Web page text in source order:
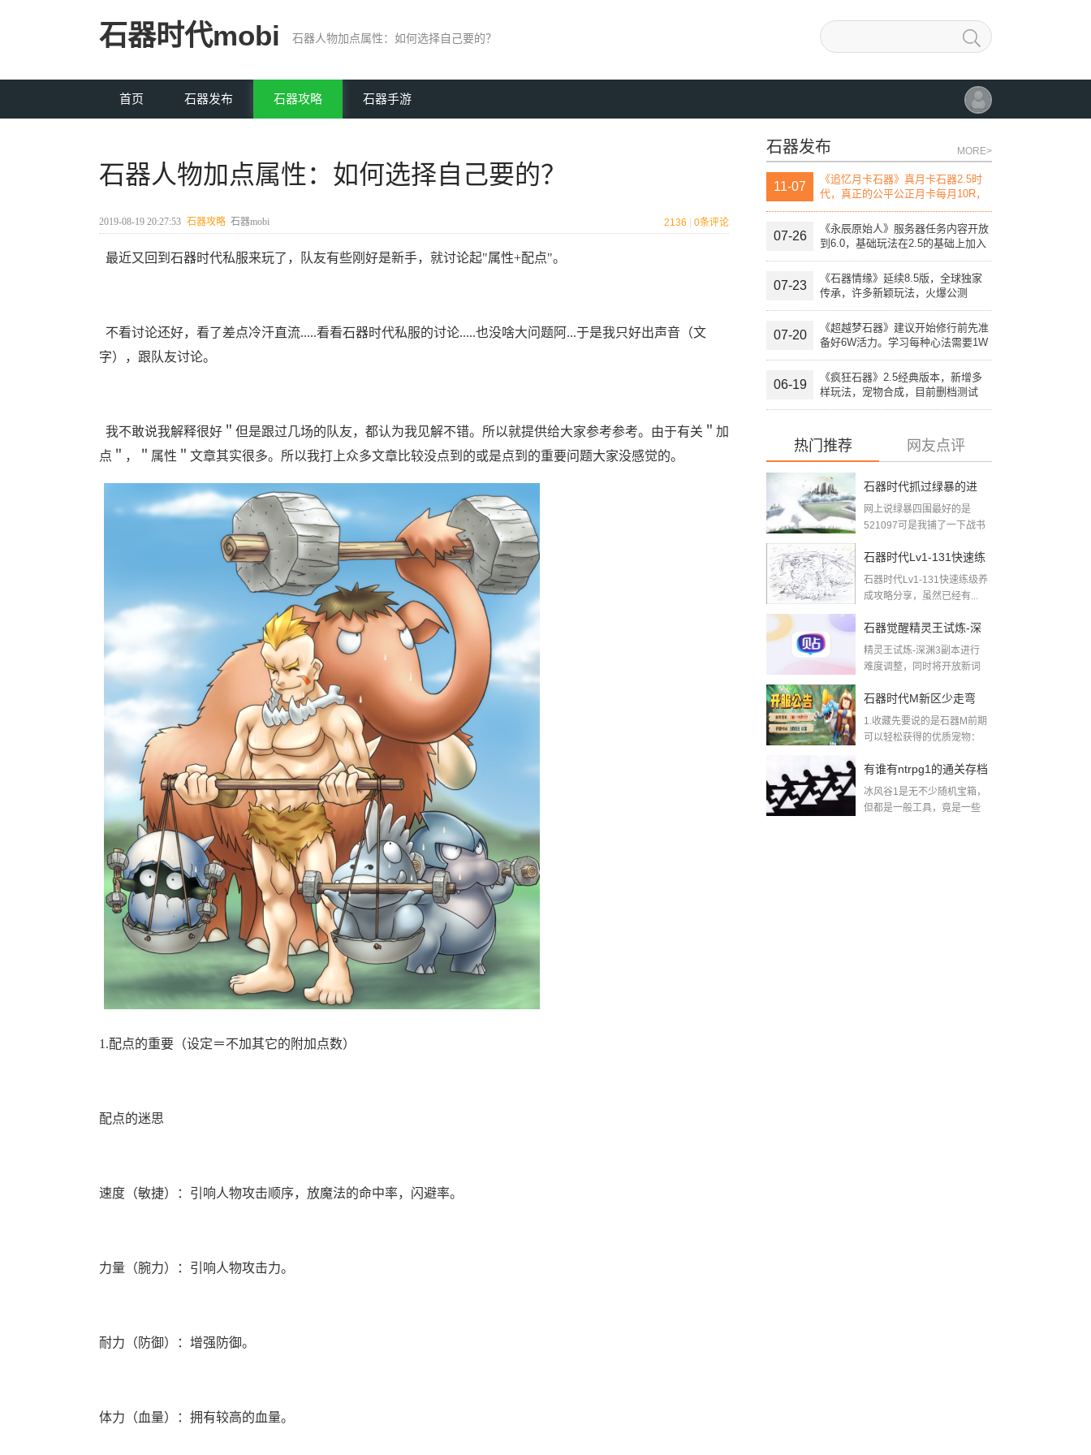
石器时代mobi 石器人物加点属性：如何选择自己要的？
首页 石器发布 石器攻略 石器手游
石器人物加点属性：如何选择自己要的？
2019-08-19 20:27:53 石器攻略 石器mobi 2136 0条评论
最近又回到石器时代私服来玩了，队友有些刚好是新手，就讨论起"属性+配点"。
不看讨论还好，看了差点冷汗直流.....看看石器时代私服的讨论.....也没啥大问题阿...于是我只好出声音（文
字），跟队友讨论。
我不敢说我解释很好＂但是跟过几场的队友，都认为我见解不错。所以就提供给大家参考参考。由于有关＂加
点＂，＂属性＂文章其实很多。所以我打上众多文章比较没点到的或是点到的重要问题大家没感觉的。
1.配点的重要（设定＝不加其它的附加点数）
配点的迷思
速度（敏捷）：引响人物攻击顺序，放魔法的命中率，闪避率。
力量（腕力）：引响人物攻击力。
耐力（防御）：增强防御。
体力（血量）：拥有较高的血量。
石器发布 MORE>
11-07
《追忆月卡石器》真月卡石器2.5时
代，真正的公平公正月卡每月10R，
团战线上活动，线下活动，自助开发
宠物进化变异系统。
07-26
《永辰原始人》服务器任务内容开放
到6.0，基础玩法在2.5的基础上加入
特殊技能。
07-23
《石器情缘》延续8.5版，全球独家
传承，许多新颖玩法，火爆公测
07-20
《超越梦石器》建议开始修行前先准
备好6W活力。学习每种心法需要1W
活力点
06-19
《疯狂石器》2.5经典版本，新增多
样玩法，宠物合成，目前删档测试
中，欢迎大家加入。
热门推荐 网友点评
石器时代抓过绿暴的进
来下2018-08-09
网上说绿暴四围最好的是
521097可是我捕了一下战书
石器时代Lv1-131快速练
级养成攻略
石器时代Lv1-131快速练级养
成攻略分享，虽然已经有...
石器觉醒精灵王试炼-深
渊三层难度调整公告
精灵王试炼-深渊3副本进行
难度调整，同时将开放新词
石器时代M新区少走弯
路，给玩石器新区的新
1.收藏先要说的是石器M前期
可以轻松获得的优质宠物：
有谁有ntrpg1的通关存档
攻略也行2018-08-10
冰风谷1是无不少随机宝箱，
但都是一般工具，竟是一些